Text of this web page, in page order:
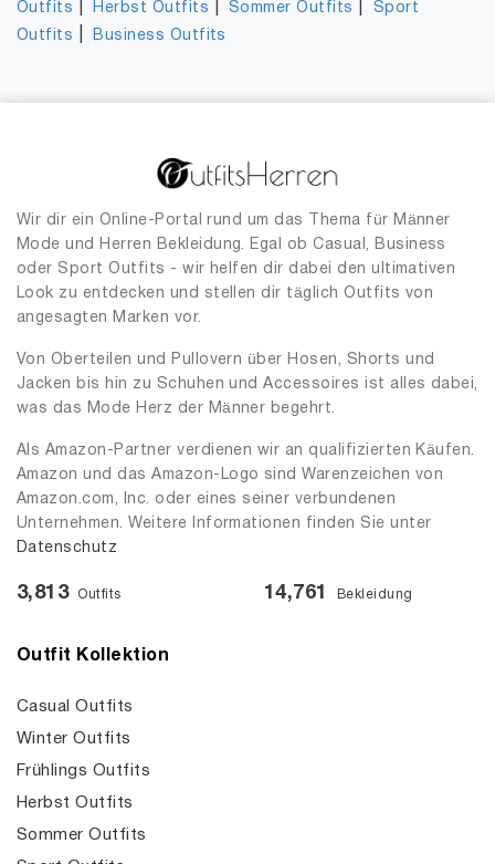
Outfits
Herbst Outfits Sommer Outfits
Sport
Outfits
Business Outfits
Wir dir ein Online-Portal rund um das Thema für Männer
Mode und Herren Bekleidung. Egal ob Casual, Business
oder Sport Outfits - wir helfen dir dabei den ultimativen
Look zu entdecken und stellen dir täglich Outfits von
angesagten Marken vor.
Von Oberteilen und Pullovern über Hosen, Shorts und
Jacken bis hin zu Schuhen und Accessoires ist alles dabei,
was das Mode Herz der Männer begehrt.
Als Amazon-Partner verdienen wir an qualifizierten Käufen.
Amazon und das Amazon-Logo sind Warenzeichen von
Amazon.com, Inc. oder eines seiner verbundenen
Unternehmen. Weitere Informationen finden Sie unter
Datenschutz
3,813 Outfits 14,761 Bekleidung
Outfit Kollektion
Casual Outfits
Winter Outfits
Frühlings Outfits
Herbst Outfits
Sommer Outfits